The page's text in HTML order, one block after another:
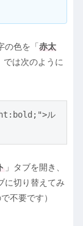
の色を「 赤太
では次のように
ル
」タブを開き、
に切り替えてみ
不要です）